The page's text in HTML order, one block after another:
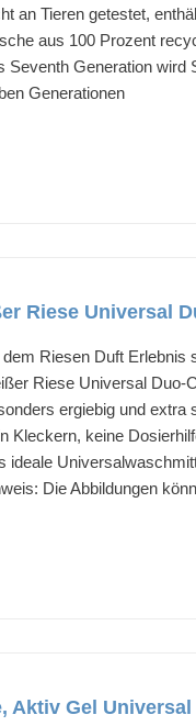
an Tieren getestet,
aus 100 Prozent
Seventh Generation wird
Generationen
Riese Universal
dem Riesen Duft Erlebnis
Riese Universal Duo-
ergiebig und
Kleckern, keine
ideale
Die Abbildungen
Aktiv Gel